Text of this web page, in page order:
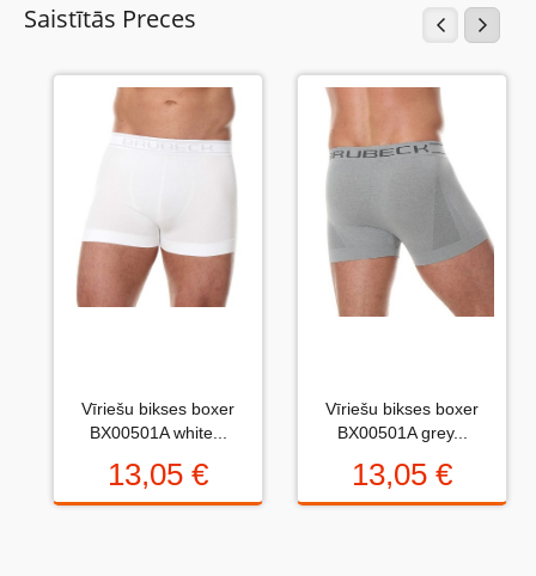
Великолепное белье для обычного ежедневного
использования.
no 0 (slikti) līdz 5 zvaigznēm (teicami).
Uzrakstītu simbolu skaits:
Saistītās Preces
Vīriešu bikses boxer
BX00501A white...
13,05 €
Vīriešu bikses boxer
BX00501A grey...
13,05 €